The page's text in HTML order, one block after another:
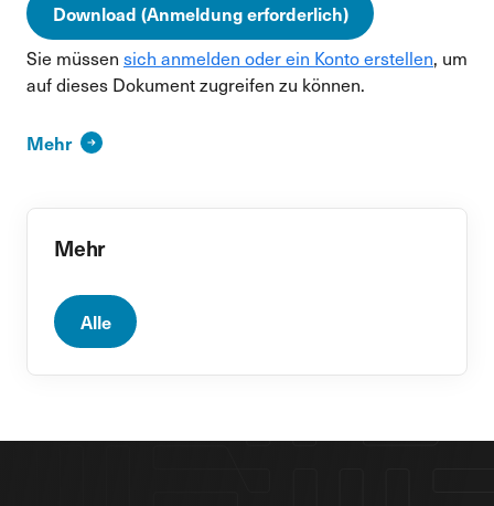
Download (Anmeldung erforderlich)
Sie müssen sich anmelden oder ein Konto erstellen, um
auf dieses Dokument zugreifen zu können.
Mehr
Mehr
Alle